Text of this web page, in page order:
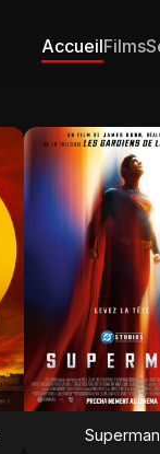
AccueilFilms
Superman